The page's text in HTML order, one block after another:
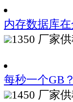
内存数据库
1350 厂家
每秒一个GB
1450 厂家